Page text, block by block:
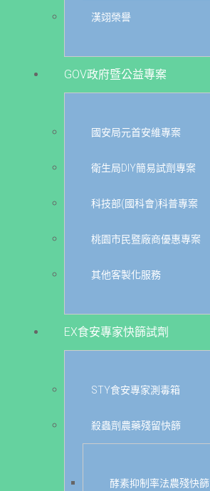
漢翊榮譽
GOV政府暨公益專案
國安局元首安維專案
衛生局DIY簡易試劑專案
科技部(國科會)科普專案
桃園市民暨廠商優惠專案
其他客製化服務
EX食安專家快篩試劑
STY食安專家測毒箱
殺蟲劑農藥殘留快篩
酵素抑制率法農殘快篩